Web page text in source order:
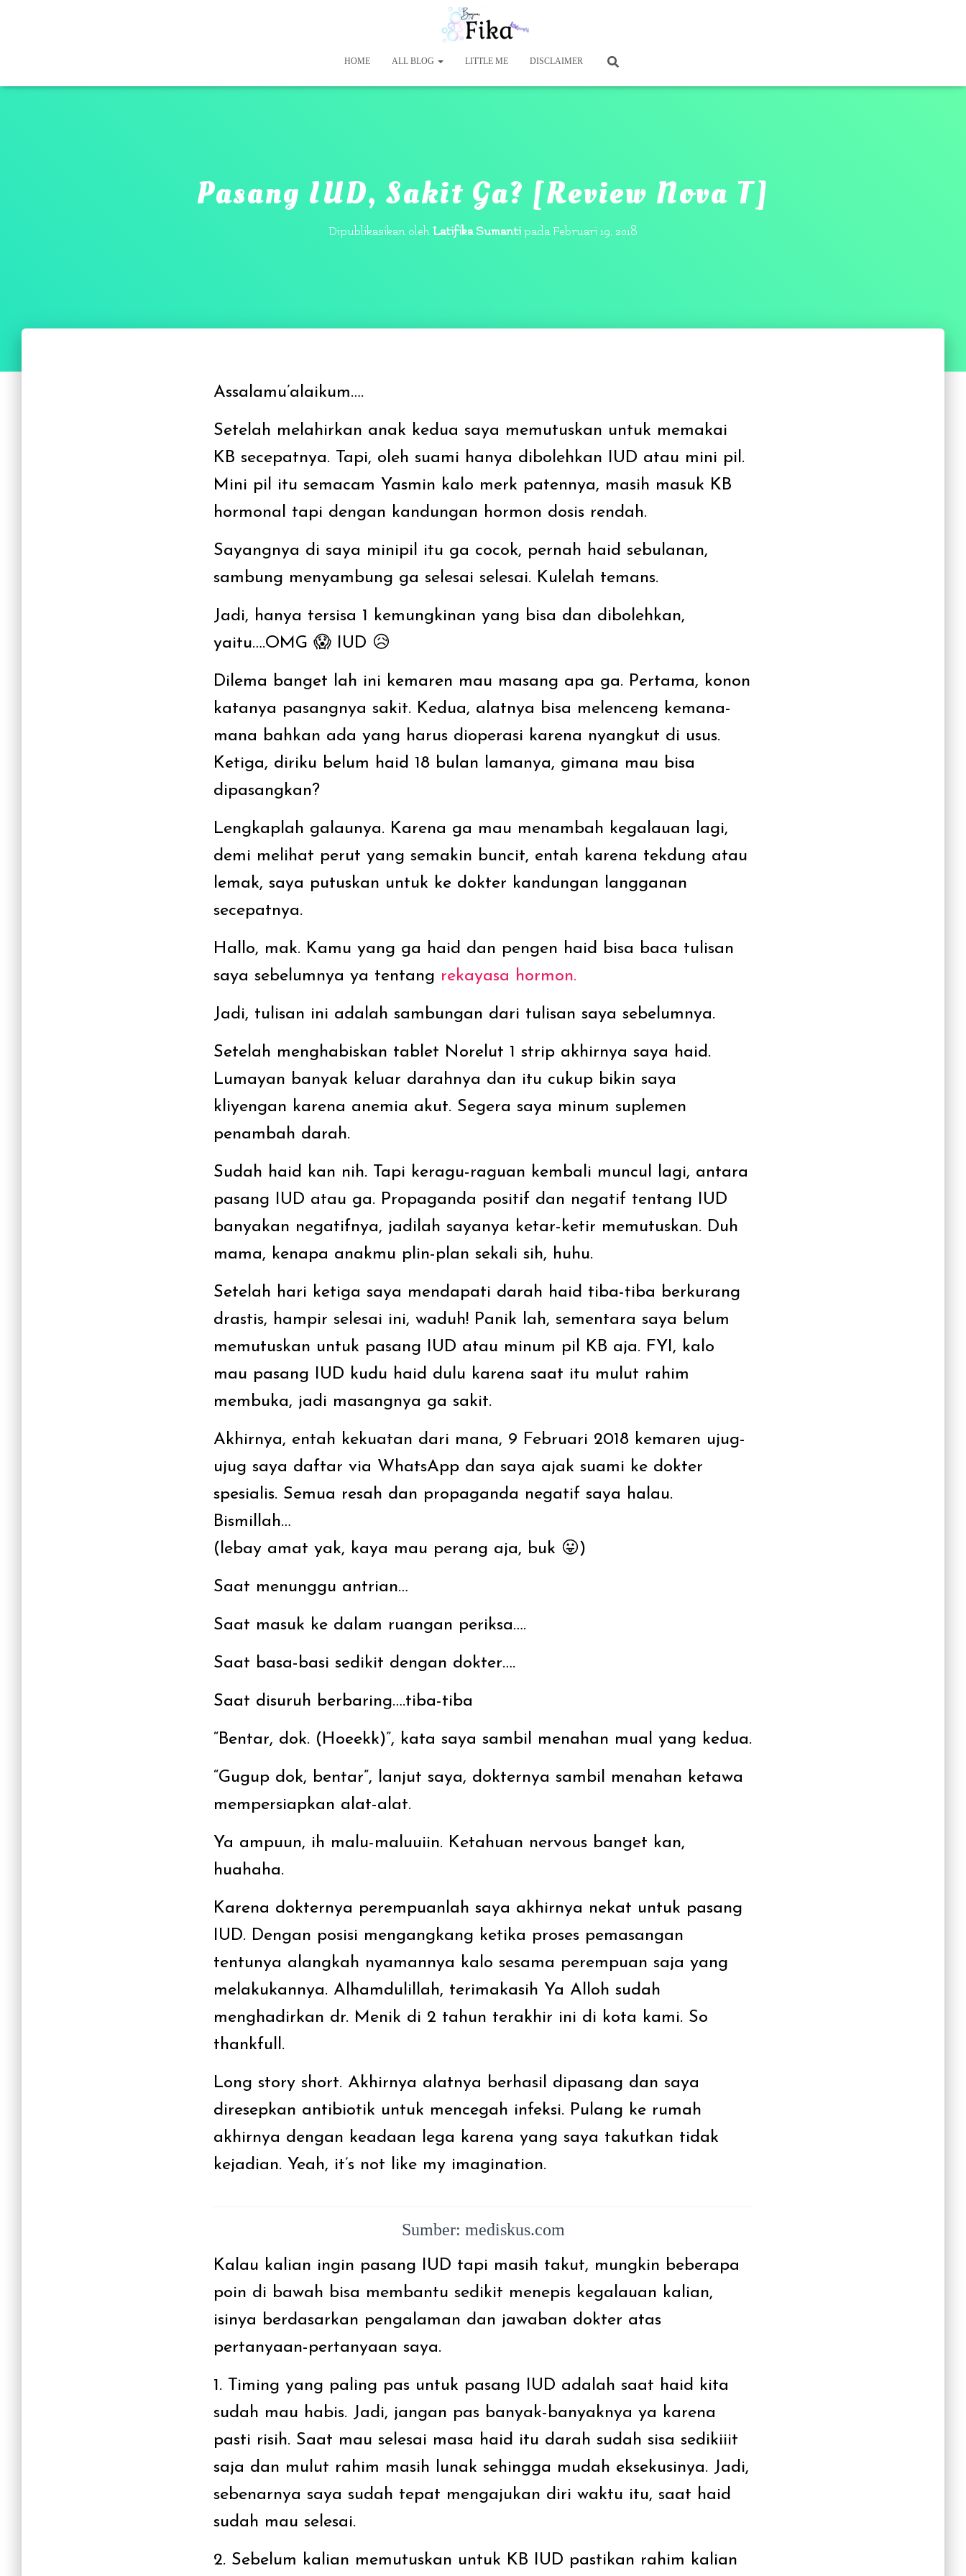
HOME ALL BLOG LITTLE ME DISCLAIMER
Pasang IUD, Sakit Ga? [Review Nova T]
Dipublikasikan oleh Latifika Sumanti padaFebruari 19, 2018
Assalamu’alaikum….
Setelah melahirkan anak kedua saya memutuskan untuk memakai
KB secepatnya. Tapi, oleh suami hanya dibolehkan IUD atau mini pil.
Mini pil itu semacam Yasmin kalo merk patennya, masih masuk KB
hormonal tapi dengan kandungan hormon dosis rendah.
Sayangnya di saya minipil itu ga cocok, pernah haid sebulanan,
sambung menyambung ga selesai selesai. Kulelah temans.
Jadi, hanya tersisa 1 kemungkinan yang bisa dan dibolehkan,
yaitu….OMG 😱 IUD 😥
Dilema banget lah ini kemaren mau masang apa ga. Pertama, konon
katanya pasangnya sakit. Kedua, alatnya bisa melenceng kemana-
mana bahkan ada yang harus dioperasi karena nyangkut di usus.
Ketiga, diriku belum haid 18 bulan lamanya, gimana mau bisa
dipasangkan?
Lengkaplah galaunya. Karena ga mau menambah kegalauan lagi,
demi melihat perut yang semakin buncit, entah karena tekdung atau
lemak, saya putuskan untuk ke dokter kandungan langganan
secepatnya.
Hallo, mak. Kamu yang ga haid dan pengen haid bisa baca tulisan
saya sebelumnya ya tentang rekayasa hormon.
Jadi, tulisan ini adalah sambungan dari tulisan saya sebelumnya.
Setelah menghabiskan tablet Norelut 1 strip akhirnya saya haid.
Lumayan banyak keluar darahnya dan itu cukup bikin saya
kliyengan karena anemia akut. Segera saya minum suplemen
penambah darah.
Sudah haid kan nih. Tapi keragu-raguan kembali muncul lagi, antara
pasang IUD atau ga. Propaganda positif dan negatif tentang IUD
banyakan negatifnya, jadilah sayanya ketar-ketir memutuskan. Duh
mama, kenapa anakmu plin-plan sekali sih, huhu.
Setelah hari ketiga saya mendapati darah haid tiba-tiba berkurang
drastis, hampir selesai ini, waduh! Panik lah, sementara saya belum
memutuskan untuk pasang IUD atau minum pil KB aja. FYI, kalo
mau pasang IUD kudu haid dulu karena saat itu mulut rahim
membuka, jadi masangnya ga sakit.
Akhirnya, entah kekuatan dari mana, 9 Februari 2018 kemaren ujug-
ujug saya daftar via WhatsApp dan saya ajak suami ke dokter
spesialis. Semua resah dan propaganda negatif saya halau.
Bismillah…
(lebay amat yak, kaya mau perang aja, buk 😛)
Saat menunggu antrian…
Saat masuk ke dalam ruangan periksa….
Saat basa-basi sedikit dengan dokter….
Saat disuruh berbaring….tiba-tiba
“Bentar, dok. (Hoeekk)”, kata saya sambil menahan mual yang kedua.
“Gugup dok, bentar”, lanjut saya, dokternya sambil menahan ketawa
mempersiapkan alat-alat.
Ya ampuun, ih malu-maluuiin. Ketahuan nervous banget kan,
huahaha.
Karena dokternya perempuanlah saya akhirnya nekat untuk pasang
IUD. Dengan posisi mengangkang ketika proses pemasangan
tentunya alangkah nyamannya kalo sesama perempuan saja yang
melakukannya. Alhamdulillah, terimakasih Ya Alloh sudah
menghadirkan dr. Menik di 2 tahun terakhir ini di kota kami. So
thankfull.
Long story short. Akhirnya alatnya berhasil dipasang dan saya
diresepkan antibiotik untuk mencegah infeksi. Pulang ke rumah
akhirnya dengan keadaan lega karena yang saya takutkan tidak
kejadian. Yeah, it’s not like my imagination.
Sumber: mediskus.com
Kalau kalian ingin pasang IUD tapi masih takut, mungkin beberapa
poin di bawah bisa membantu sedikit menepis kegalauan kalian,
isinya berdasarkan pengalaman dan jawaban dokter atas
pertanyaan-pertanyaan saya.
1. Timing yang paling pas untuk pasang IUD adalah saat haid kita
sudah mau habis. Jadi, jangan pas banyak-banyaknya ya karena
pasti risih. Saat mau selesai masa haid itu darah sudah sisa sedikiiit
saja dan mulut rahim masih lunak sehingga mudah eksekusinya. Jadi,
sebenarnya saya sudah tepat mengajukan diri waktu itu, saat haid
sudah mau selesai.
2. Sebelum kalian memutuskan untuk KB IUD pastikan rahim kalian